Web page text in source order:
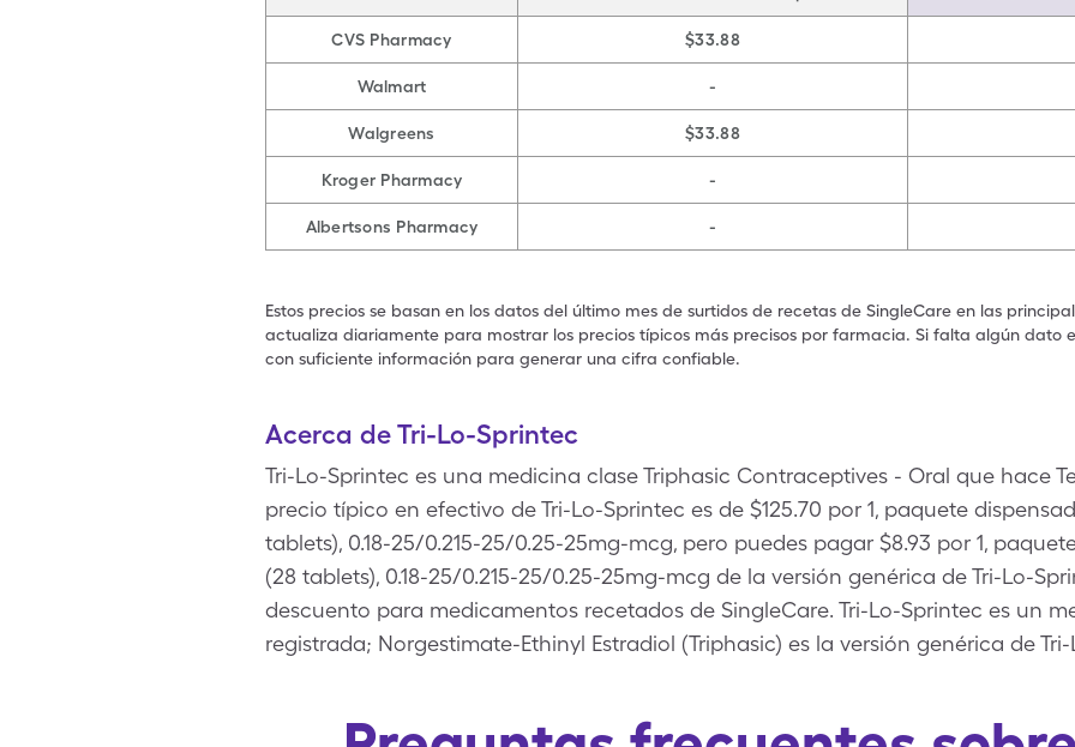
CVS Pharmacy $33.88
Walmart -
Walgreens $33.88
Kroger Pharmacy -
Albertsons Pharmacy -
Estos precios se basan en los datos del último mes de surtidos de recetas de SingleCare en las
actualiza diariamente para mostrar los precios típicos más precisos por farmacia. Si falta algún dato
con suficiente información para generar una cifra confiable.
Acerca de Tri-Lo-Sprintec
Tri-Lo-Sprintec es una medicina clase Triphasic Contraceptives - Oral que hace
precio típico en efectivo de Tri-Lo-Sprintec es de $125.70 por 1, paquete
tablets), 0.18-25/0.215-25/0.25-25mg-mcg, pero puedes pagar $8.93 por 1,
(28 tablets), 0.18-25/0.215-25/0.25-25mg-mcg de la versión genérica de Tri-Lo-
descuento para medicamentos recetados de SingleCare. Tri-Lo-Sprintec es un
registrada; Norgestimate-Ethinyl Estradiol (Triphasic) es la versión genérica de